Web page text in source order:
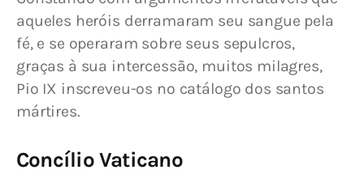
aqueles heróis derramaram seu sangue pela
fé, e se operaram sobre seus sepulcros,
graças à sua intercessão, muitos milagres,
Pio IX inscreveu-os no catálogo dos santos
mártires.
Concílio Vaticano